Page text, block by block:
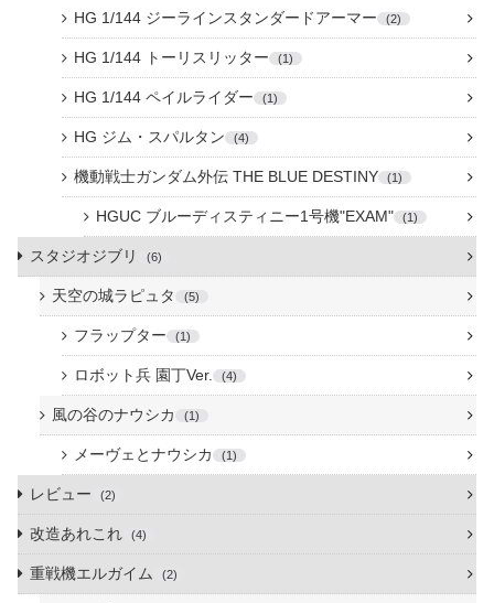
HG 1/144 ジーラインスタンダードアーマー 2
HG 1/144 トーリスリッター 1
HG 1/144 ペイルライダー 1
HG ジム・スパルタン 4
機動戦士ガンダム外伝 THE BLUE DESTINY 1
HGUC ブルーディスティニー1号機"EXAM" 1
スタジオジブリ 6
天空の城ラピュタ 5
フラップター 1
ロボット兵 園丁Ver. 4
風の谷のナウシカ 1
メーヴェとナウシカ 1
レビュー 2
改造あれこれ 4
重戦機エルガイム 2